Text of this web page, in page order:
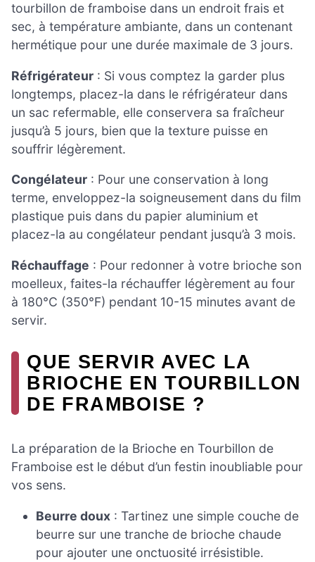
tourbillon de framboise dans un endroit frais et
sec, à température ambiante, dans un contenant
hermétique pour une durée maximale de 3 jours.
Réfrigérateur : Si vous comptez la garder plus
longtemps, placez-la dans le réfrigérateur dans
un sac refermable, elle conservera sa fraîcheur
jusqu’à 5 jours, bien que la texture puisse en
souffrir légèrement.
Congélateur : Pour une conservation à long
terme, enveloppez-la soigneusement dans du film
plastique puis dans du papier aluminium et
placez-la au congélateur pendant jusqu’à 3 mois.
Réchauffage : Pour redonner à votre brioche son
moelleux, faites-la réchauffer légèrement au four
à 180°C (350°F) pendant 10-15 minutes avant de
servir.
QUE SERVIR AVEC LA
BRIOCHE EN TOURBILLON
DE FRAMBOISE ?
La préparation de la Brioche en Tourbillon de
Framboise est le début d’un festin inoubliable pour
vos sens.
Beurre doux : Tartinez une simple couche de
beurre sur une tranche de brioche chaude
pour ajouter une onctuosité irrésistible.